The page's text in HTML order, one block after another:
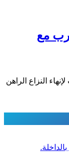
مع
النزاع الراهن